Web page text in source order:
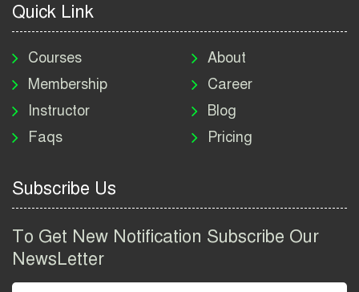
নিয়োগ বিজ্ঞপ্তি ২০২৬ | DNC
Job Circular 2026
পাসপোর্ট করতে কি কি লাগে
২০২৬ | ই-পাসপোর্ট আবেদন ও
Group Job Circular 2026
তথ্য অধিদপ্তর নিয়োগ বিজ্ঞপ্তি
Quick Link
Courses
Membership
Instructor
Faqs
About
Career
Blog
Pricing
Subscribe Us
To Get New Notification Subscribe Our
NewsLetter